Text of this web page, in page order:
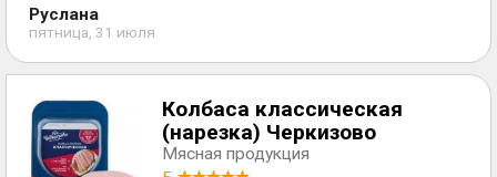
Руслана
пятница, 31 июля
Колбаса классическая
(нарезка) Черкизово
Мясная продукция